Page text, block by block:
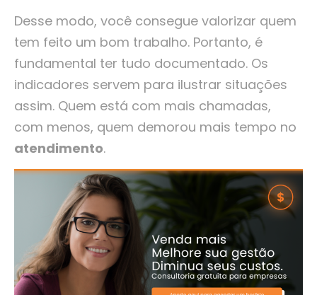
Desse modo, você consegue valorizar quem
tem feito um bom trabalho. Portanto, é
fundamental ter tudo documentado. Os
indicadores servem para ilustrar situações
assim. Quem está com mais chamadas,
com menos, quem demorou mais tempo no
atendimento.